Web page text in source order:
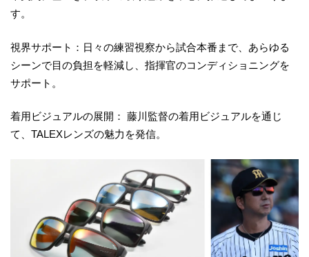
す。
視界サポート：日々の練習視察から試合本番まで、あらゆる
シーンで目の負担を軽減し、指揮官のコンディショニングを
サポート。
着用ビジュアルの展開： 藤川監督の着用ビジュアルを通じ
て、TALEXレンズの魅力を発信。